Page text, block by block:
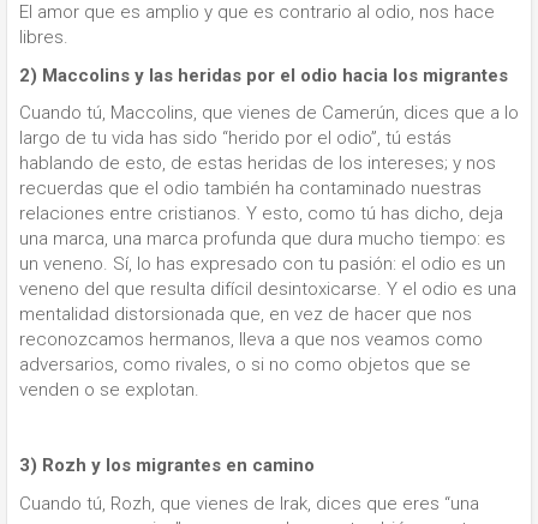
El amor que es amplio y que es contrario al odio, nos hace
libres.
2) Maccolins y las heridas por el odio hacia los migrantes
Cuando tú, Maccolins, que vienes de Camerún, dices que a lo
largo de tu vida has sido “herido por el odio”, tú estás
hablando de esto, de estas heridas de los intereses; y nos
recuerdas que el odio también ha contaminado nuestras
relaciones entre cristianos. Y esto, como tú has dicho, deja
una marca, una marca profunda que dura mucho tiempo: es
un veneno. Sí, lo has expresado con tu pasión: el odio es un
veneno del que resulta difícil desintoxicarse. Y el odio es una
mentalidad distorsionada que, en vez de hacer que nos
reconozcamos hermanos, lleva a que nos veamos como
adversarios, como rivales, o si no como objetos que se
venden o se explotan.
3) Rozh y los migrantes en camino
Cuando tú, Rozh, que vienes de Irak, dices que eres “una